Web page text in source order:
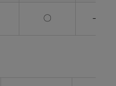
〇 －